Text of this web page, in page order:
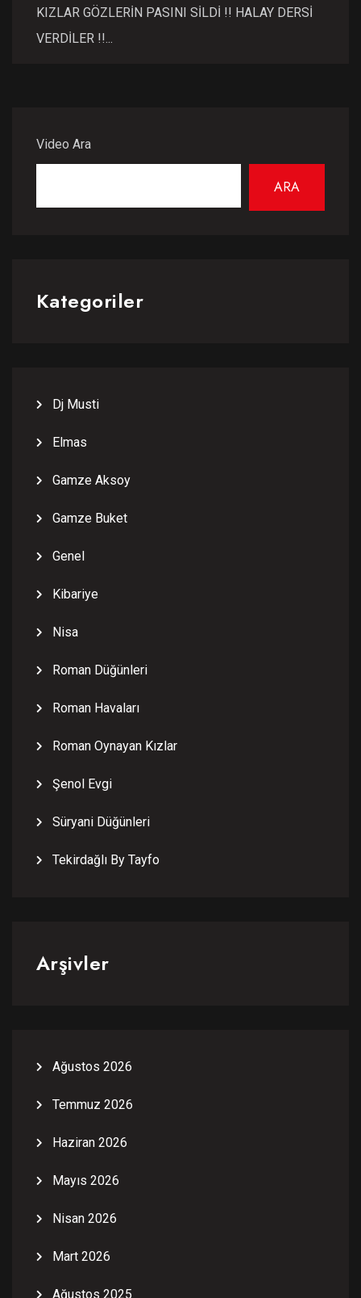
KIZLAR GÖZLERİN PASINI SİLDİ !! HALAY DERSİ
VERDİLER !!...
Video Ara
ARA
Kategoriler
Dj Musti
Elmas
Gamze Aksoy
Gamze Buket
Genel
Kibariye
Nisa
Roman Düğünleri
Roman Havaları
Roman Oynayan Kızlar
Şenol Evgi
Süryani Düğünleri
Tekirdağlı By Tayfo
Arşivler
Ağustos 2026
Temmuz 2026
Haziran 2026
Mayıs 2026
Nisan 2026
Mart 2026
Ağustos 2025